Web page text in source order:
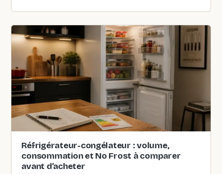
Réfrigérateur-congélateur : volume,
consommation et No Frost à comparer
avant d’acheter